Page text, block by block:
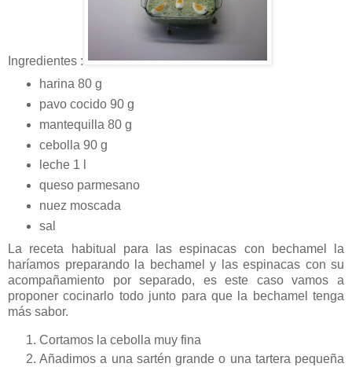
Ingredientes :
harina 80 g
pavo cocido 90 g
mantequilla 80 g
cebolla 90 g
leche 1 l
queso parmesano
nuez moscada
sal
La receta habitual para las espinacas con bechamel la
haríamos preparando la bechamel y las espinacas con su
acompañamiento por separado, es este caso vamos a
proponer cocinarlo todo junto para que la bechamel tenga
más sabor.
Cortamos la cebolla muy fina
Añadimos a una sartén grande o una tartera pequeña